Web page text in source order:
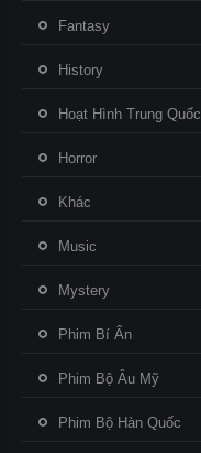
Fantasy
History
Hoạt Hình Trung Quốc
Horror
Khác
Music
Mystery
Phim Bí Ẩn
Phim Bộ Âu Mỹ
Phim Bộ Hàn Quốc